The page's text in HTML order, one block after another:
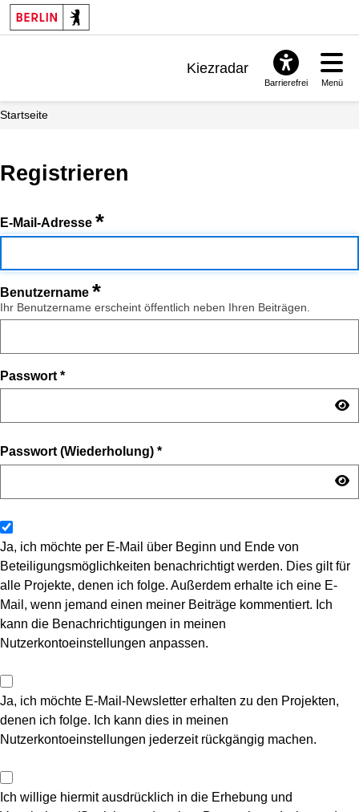
Kiezradar
Barrierefrei Menü
Startseite
Registrieren
E-Mail-Adresse *
Benutzername *
Ihr Benutzername erscheint öffentlich neben Ihren Beiträgen.
Passwort *
Passwort (Wiederholung) *
Ja, ich möchte per E-Mail über Beginn und Ende von
Beteiligungsmöglichkeiten benachrichtigt werden. Dies gilt für
alle Projekte, denen ich folge. Außerdem erhalte ich eine E-
Mail, wenn jemand einen meiner Beiträge kommentiert. Ich
kann die Benachrichtigungen in meinen
Nutzerkontoeinstellungen anpassen.
Ja, ich möchte E-Mail-Newsletter erhalten zu den Projekten,
denen ich folge. Ich kann dies in meinen
Nutzerkontoeinstellungen jederzeit rückgängig machen.
Ich willige hiermit ausdrücklich in die Erhebung und